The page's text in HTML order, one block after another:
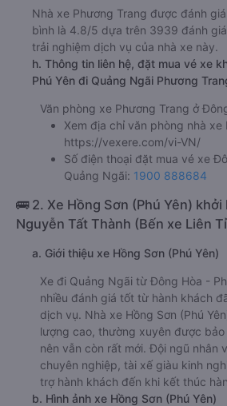
Nhà xe Phương Trang được đánh
bình là 4.8/5 dựa trên 3939 đánh
trải nghiệm dịch vụ của nhà xe này.
h. Thông tin liên hệ, đặt mua vé xe
Phú Yên đi Quảng Ngãi Phương
Văn phòng xe Phương Trang ở
Xem địa chỉ văn phòng nhà xe
https://vexere.com/vi-VN/
Số điện thoại đặt mua vé xe
Quảng Ngãi: 1900 888684
🚌 2. Xe Hồng Sơn (Phú Yên)
Nguyễn Tất Thành (Bến xe Liên
a. Giới thiệu xe Hồng Sơn (Phú Yên)
Xe đi Quảng Ngãi từ Đông Hòa -
nhiều đánh giá tốt từ hành khách
dịch vụ. Nhà xe Hồng Sơn (Phú
lượng cao, thường xuyên được
nên vẫn còn rất mới. Đội ngũ nhân
chuyên nghiệp, tài xế giàu kinh
trợ hành khách đến khi kết thúc
b. Hình ảnh xe Hồng Sơn (Phú Yên)